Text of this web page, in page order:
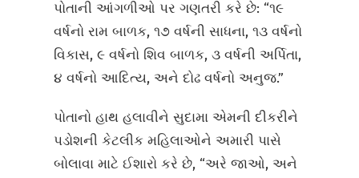
પોતાની આંગળીઓ પર ગણતરી કરે છે: “૧૯
વર્ષનો રામ બાળક, ૧૭ વર્ષની સાધના, ૧૩ વર્ષનો
વિકાસ, ૯ વર્ષનો શિવ બાળક, ૩ વર્ષની અર્પિતા,
૪ વર્ષનો આદિત્ય, અને દોઢ વર્ષનો અનુજ.”
પોતાનો હાથ હલાવીને સુદામા એમની દીકરીને
પડોશની કેટલીક મહિલાઓને અમારી પાસે
બોલાવા માટે ઈશારો કરે છે, “અરે જાઓ, અને